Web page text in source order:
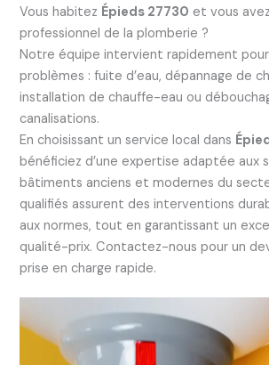
Vous habitez Épieds 27730 et vous
professionnel de la plomberie ?
Notre équipe intervient rapidement
problèmes : fuite d’eau, dépannage de
installation de chauffe-eau ou
canalisations.
En choisissant un service local dans
bénéficiez d’une expertise adaptée aux
bâtiments anciens et modernes du
qualifiés assurent des interventions
aux normes, tout en garantissant un
qualité-prix. Contactez-nous pour un
prise en charge rapide.